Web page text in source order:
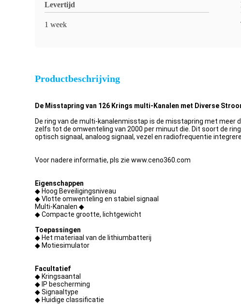
Levertijd
1 week
Productbeschrijving
De Misstapring van 126 Krings multi-Kanalen met Diverse
De ring van de multi-kanalenmisstap is de misstapring met meer
zelfs tot de omwenteling van 2000 per minuut die. Dit soort de
optisch signaal, analoog signaal, vezel en radiofrequentie
Voor nadere informatie, pls zie www.ceno360.com
Eigenschappen
◆ Hoog Beveiligingsniveau
◆ Vlotte omwenteling en stabiel signaal
Multi-Kanalen ◆
◆ Compacte grootte, lichtgewicht
Toepassingen
◆ Het materiaal van de lithiumbatterij
◆ Motiesimulator
Facultatief
◆ Kringsaantal
◆ IP bescherming
◆ Signaaltype
◆ Huidige classificatie